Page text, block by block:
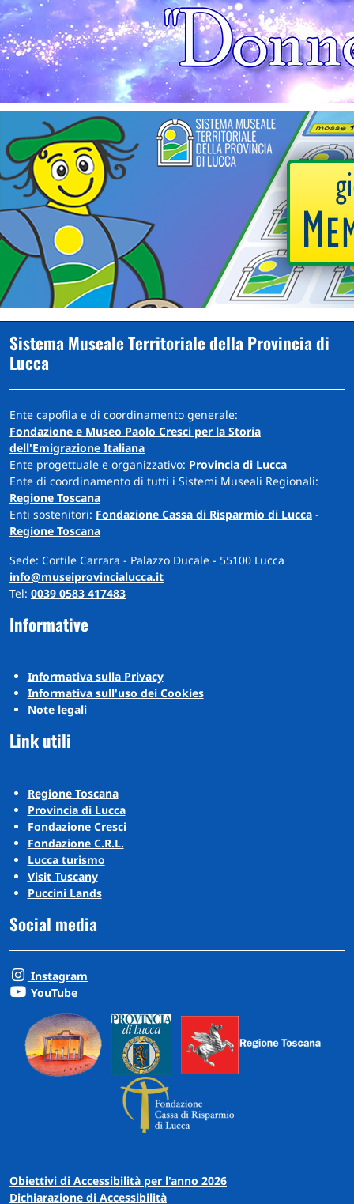
Sistema Museale Territoriale della Provincia di
Lucca
Ente capofila e di coordinamento generale:
Fondazione e Museo Paolo Cresci per la Storia
dell'Emigrazione Italiana
Ente progettuale e organizzativo: Provincia di Lucca
Ente di coordinamento di tutti i Sistemi Museali Regionali:
Regione Toscana
Enti sostenitori: Fondazione Cassa di Risparmio di Lucca -
Regione Toscana
Sede: Cortile Carrara - Palazzo Ducale - 55100 Lucca
info@museiprovincialucca.it
Tel: 0039 0583 417483
Informative
Informativa sulla Privacy
Informativa sull'uso dei Cookies
Note legali
Link utili
Regione Toscana
Provincia di Lucca
Fondazione Cresci
Fondazione C.R.L.
Lucca turismo
Visit Tuscany
Puccini Lands
Social media
Instagram
YouTube
Obiettivi di Accessibilità per l'anno 2026
Dichiarazione di Accessibilità